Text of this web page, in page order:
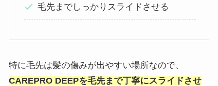
毛先までしっかりスライドさせる
特に毛先は髪の傷みが出やすい場所なので、
CAREPRO DEEPを毛先まで丁寧にスライドさせ